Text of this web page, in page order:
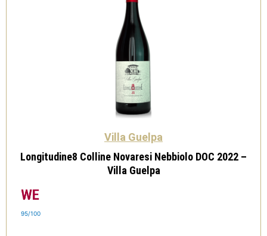
Villa Guelpa
Longitudine8 Colline Novaresi Nebbiolo DOC 2022 –
Villa Guelpa
95/100